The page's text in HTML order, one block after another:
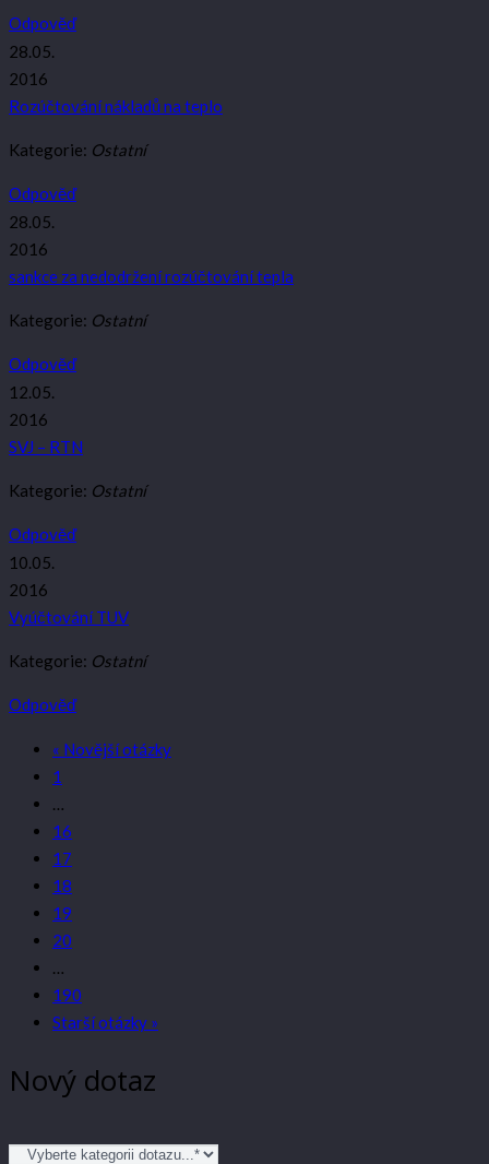
Odpověď
28.05.
2016
Rozúčtování nákladů na teplo
Kategorie: Ostatní
Odpověď
28.05.
2016
sankce za nedodržení rozúčtování tepla
Kategorie: Ostatní
Odpověď
12.05.
2016
SVJ – RTN
Kategorie: Ostatní
Odpověď
10.05.
2016
Vyúčtování TUV
Kategorie: Ostatní
Odpověď
« Novější otázky
1
…
16
17
18
19
20
…
190
Starší otázky »
Nový dotaz